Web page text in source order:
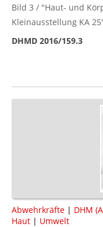
Bild 3 / "Haut- und
Kleinausstellung KA
DHMD 2016/159.3
Abwehrkräfte | DHM
Haut | Umwelt